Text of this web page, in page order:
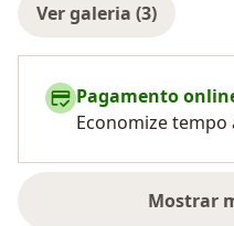
Ver galeria (3)
Pagamento
Economize tempo
Mostrar